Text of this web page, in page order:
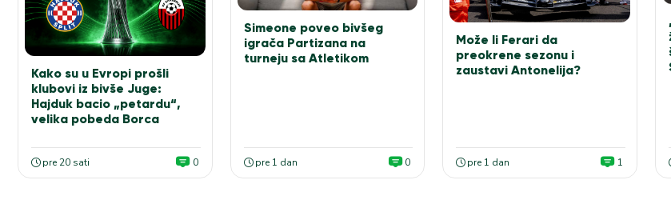
Kako su u Evropi prošli
klubovi iz bivše Juge:
Hajduk bacio „petardu“,
velika pobeda Borca
pre 20 sati 0
Simeone poveo bivšeg
igrača Partizana na
turneju sa Atletikom
pre 1 dan 0
Može li Ferari da
preokrene sezonu i
zaustavi Antonelija?
pre 1 dan 1